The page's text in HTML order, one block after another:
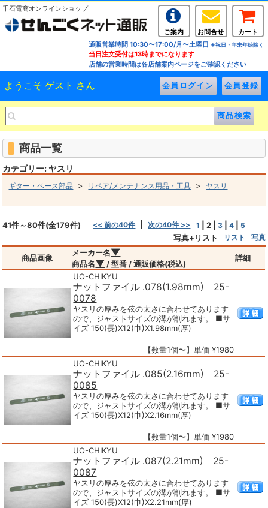
千石電商オンラインショップ
ご案内 お問合せ
カート
通販営業時間 10:30〜17:00/月〜土曜日 ※祝日・年末年始除く
当日注文受付は13時までになります
店舗の営業時間は各店舗案内ページをご確認ください
ようこそ ゲスト さん
商品一覧
カテゴリー: ヤスリ
ギター・ベース部品 > リペア/メンテナンス用品・工具 > ヤスリ
41件～80件(全179件) << 前の40件 次の40件 >> 1 |2 |3 |4 5
写真+リスト リスト 写真
商品画像
メーカー名▼
商品名▼ / 型番 / 通販価格(税込)
詳細
UO-CHIKYU
ナットファイル .078(1.98mm) 25-
0078
ヤスリの厚みを弦の太さに合わせてあります
ので、ジャストサイズの溝が削れます。 ■サ
イズ 150(長)X12(巾)X1.98mm(厚)
【数量1個〜】単価 ¥1980
UO-CHIKYU
ナットファイル .085(2.16mm) 25-
0085
ヤスリの厚みを弦の太さに合わせてあります
ので、ジャストサイズの溝が削れます。 ■サ
イズ 150(長)X12(巾)X2.16mm(厚)
【数量1個〜】単価 ¥1980
UO-CHIKYU
ナットファイル .087(2.21mm) 25-
0087
ヤスリの厚みを弦の太さに合わせてあります
ので、ジャストサイズの溝が削れます。 ■サ
イズ 150(長)X12(巾)X2.21mm(厚)